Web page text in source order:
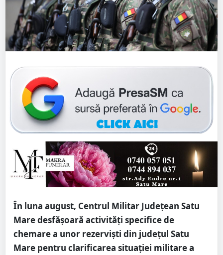
În luna august, Centrul Militar Județean Satu
Mare desfășoară activități specifice de
chemare a unor rezerviști din județul Satu
Mare pentru clarificarea situației militare a